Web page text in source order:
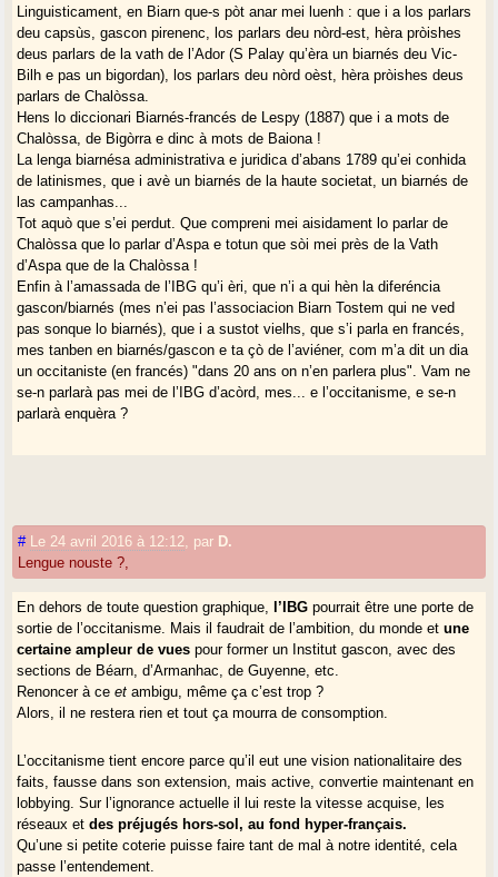
Linguisticament, en Biarn que-s pòt anar mei luenh : que i a los parlars
deu capsùs, gascon pirenenc, los parlars deu nòrd-est, hèra pròishes
deus parlars de la vath de l’Ador (S Palay qu’èra un biarnés deu Vic-
Bilh e pas un bigordan), los parlars deu nòrd oèst, hèra pròishes deus
parlars de Chalòssa.
Hens lo diccionari Biarnés-francés de Lespy (1887) que i a mots de
Chalòssa, de Bigòrra e dinc à mots de Baiona !
La lenga biarnésa administrativa e juridica d’abans 1789 qu’ei conhida
de latinismes, que i avè un biarnés de la haute societat, un biarnés de
las campanhas...
Tot aquò que s’ei perdut. Que compreni mei aisidament lo parlar de
Chalòssa que lo parlar d’Aspa e totun que sòi mei près de la Vath
d’Aspa que de la Chalòssa !
Enfin à l’amassada de l’IBG qu’i èri, que n’i a qui hèn la diferéncia
gascon/biarnés (mes n’ei pas l’associacion Biarn Tostem qui ne ved
pas sonque lo biarnés), que i a sustot vielhs, que s’i parla en francés,
mes tanben en biarnés/gascon e ta çò de l’aviéner, com m’a dit un dia
un occitaniste (en francés) "dans 20 ans on n’en parlera plus". Vam ne
se-n parlarà pas mei de l’IBG d’acòrd, mes... e l’occitanisme, e se-n
parlarà enquèra ?
# Le 24 avril 2016 à 12:12 par D.
Lengue nouste ?,
En dehors de toute question graphique, l’IBG pourrait être une porte de
sortie de l’occitanisme. Mais il faudrait de l’ambition, du monde etune
certaine ampleur de vues pour former un Institut gascon, avec des
sections de Béarn, d’Armanhac, de Guyenne, etc.
Renoncer à ceet ambigu, même ça c’est trop ?
Alors, il ne restera rien et tout ça mourra de consomption.
L’occitanisme tient encore parce qu’il eut une vision nationalitaire des
faits, fausse dans son extension, mais active, convertie maintenant en
lobbying. Sur l’ignorance actuelle il lui reste la vitesse acquise, les
réseaux etdes préjugés hors-sol, au fond hyper-français.
Qu’une si petite coterie puisse faire tant de mal à notre identité, cela
passe l’entendement.